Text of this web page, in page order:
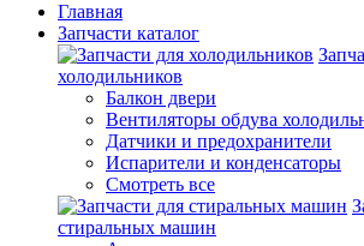
Главная
Запчасти каталог
холодильников
Балкон двери
Вентиляторы обдува
Датчики и предохранители
Испарители и конденсаторы
Смотреть все
стиральных машин